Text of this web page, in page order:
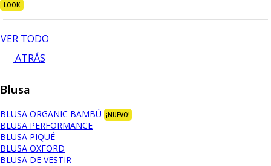
LOOK
VER TODO
ATRÁS
Blusa
BLUSA ORGANIC BAMBÚ ¡NUEVO!
BLUSA PERFORMANCE
BLUSA PIQUÉ
BLUSA OXFORD
BLUSA DE VESTIR